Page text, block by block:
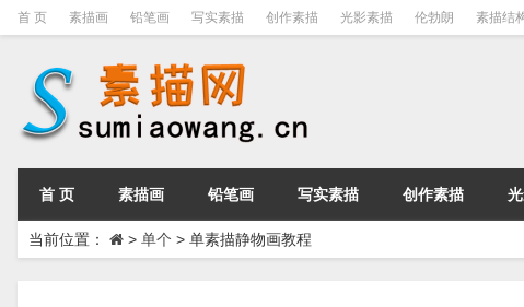
首 页 素描画 铅笔画 写实素描 创作素描 光影素描 伦勃朗 素描结
首 页 素描画 铅笔画 写实素描 创作素描
当前位置： > 单个 > 单素描静物画教程